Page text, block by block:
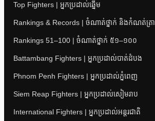
Top Fighters | អ្នកប្រដាល់ឆ្នើម
Rankings & Records | ចំណាត់ថ្នាក់ និងកំណត់ត្រា
Rankings 51–100 | ចំណាត់ថ្នាក់ ៥១–១០០
Battambang Fighters | អ្នកប្រដាល់បាត់ដំបង
Phnom Penh Fighters | អ្នកប្រដាល់ភ្នំពេញ
Siem Reap Fighters | អ្នកប្រដាល់សៀមរាប
International Fighters | អ្នកប្រដាល់អន្តរជាតិ